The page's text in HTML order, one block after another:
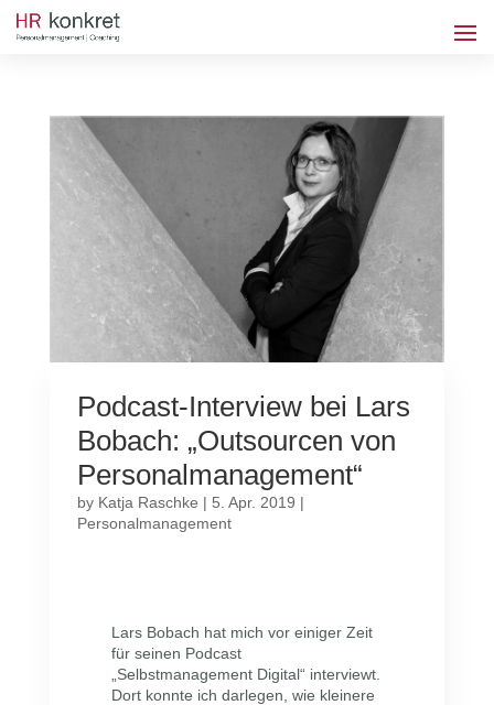
Podcast-Interview bei Lars
Bobach: „Outsourcen von
Personalmanagement“
by Katja Raschke | 5. Apr. 2019 |
Personalmanagement
Lars Bobach hat mich vor einiger Zeit
für seinen Podcast
„Selbstmanagement Digital“ interviewt.
Dort konnte ich darlegen, wie kleinere